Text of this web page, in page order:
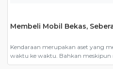
Membeli Mobil Bekas,
Kendaraan merupakan aset yang
waktu ke waktu. Bahkan meskipun
ketika dijual harganya tetap harus